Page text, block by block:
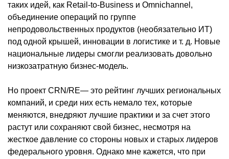
таких идей, как Retail-to-Business и Omnichannel,
объединение операций по группе
непродовольственных продуктов (необязательно ИТ)
под одной крышей, инновации в логистике и т. д. Новые
национальные лидеры смогли реализовать довольно
низкозатратную бизнес-модель.
Но проект CRN/RE— это рейтинг лучших региональных
компаний, и среди них есть немало тех, которые
меняются, внедряют лучшие практики и за счет этого
растут или сохраняют свой бизнес, несмотря на
жесткое давление со стороны новых и старых лидеров
федерального уровня. Однако мне кажется, что при